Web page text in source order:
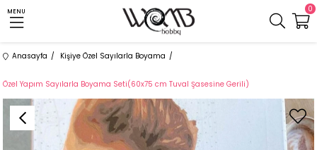
MENU 0
Anasayfa Kişiye Özel Sayılarla Boyama
Özel Yapım Sayılarla Boyama Seti(60x75 cm Tuval Şasesine Gerili)